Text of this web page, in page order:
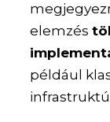
elemzés
például